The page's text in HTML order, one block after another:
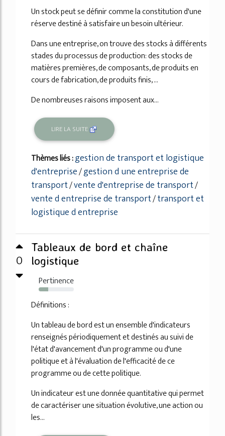
Un stock peut se définir comme la constitution d'une
réserve destiné à satisfaire un besoin ultérieur.
Dans une entreprise, on trouve des stocks à différents
stades du processus de production: des stocks de
matières premières, de composants, de produits en
cours de fabrication, de produits finis, ...
De nombreuses raisons imposent aux...
LIRE LA SUITE
Thèmes liés :gestion de transport et logistique
d'entreprise/gestion d une entreprise de
transport/vente d'entreprise de transport/
vente d entreprise de transport/transport et
logistique d entreprise
0
Tableaux de bord et chaîne
logistique
Pertinence
27%
Définitions :
Un tableau de bord est un ensemble d'indicateurs
renseignés périodiquement et destinés au suivi de
l'état d'avancement d'un programme ou d'une
politique et à l'évaluation de l'efficacité de ce
programme ou de cette politique.
Un indicateur est une donnée quantitative qui permet
de caractériser une situation évolutive, une action ou
les...